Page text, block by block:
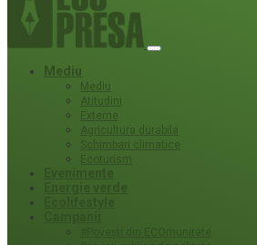
Mediu
Mediu
Atitudini
Externe
Agricultura durabila
Schimbari climatice
Ecoturism